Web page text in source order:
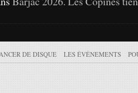
DE DISQUE LES ÉVÉNEMENTS